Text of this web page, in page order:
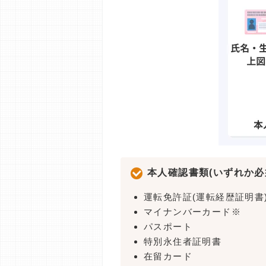
本人確認書類(いずれか
運転免許証(運転経歴証明
マイナンバーカード※
パスポート
特別永住者証明書
在留カード